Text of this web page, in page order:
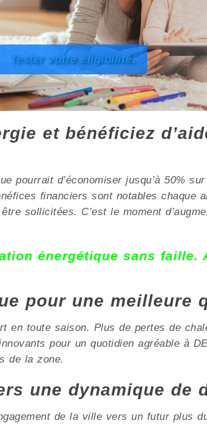
Tester votre éligibilité.
et bénéficiez
pourrait d’économiser jusqu’à 50%
financiers sont notables chaque
sollicitées. C’est le moment
énergétique sans faille.
pour une meilleure
en toute saison. Plus de pertes de
pour un quotidien agréable à
de la zone.
une dynamique de
de la ville vers un futur plus